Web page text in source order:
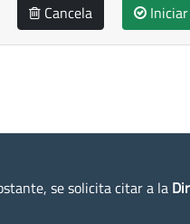
Cancela
se solicita citar a la